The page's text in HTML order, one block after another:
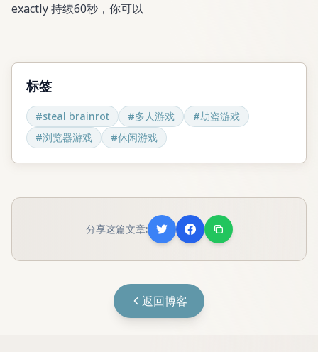
exactly 持续60秒，你可以
标签
#steal brainrot #多人游戏 #劫盗游戏
#浏览器游戏 #休闲游戏
分享这篇文章:
返回博客